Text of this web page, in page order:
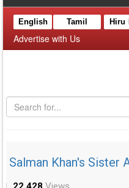
English Tamil Hiru
Advertise with Us
Salman Khan's Sister